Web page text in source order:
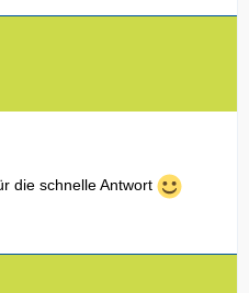
die schnelle Antwort